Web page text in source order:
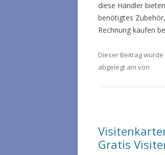
diese Händler
benötigtes
Rechnung kaufen
Dieser Beitrag
abgelegt am von .
Gratis